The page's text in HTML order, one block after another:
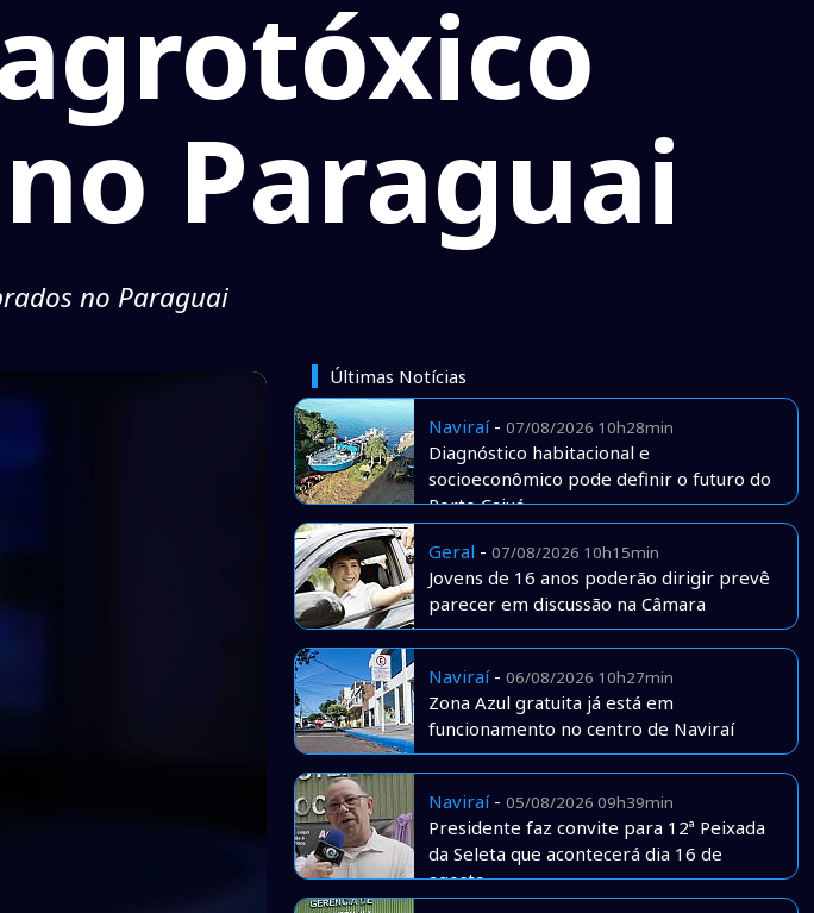
Paraguai
no Paraguai
Últimas Notícias
Naviraí- 07/08/2026 10h28min
Diagnóstico habitacional e
socioeconômico pode definir o futuro do
Porto Caiuá
Geral - 07/08/2026 10h15min
Jovens de 16 anos poderão dirigir prevê
parecer em discussão na Câmara
Naviraí- 06/08/2026 10h27min
Zona Azul gratuita já está em
funcionamento no centro de Naviraí
Naviraí- 05/08/2026 09h39min
Presidente faz convite para 12ª Peixada
da Seleta que acontecerá dia 16 de
agosto